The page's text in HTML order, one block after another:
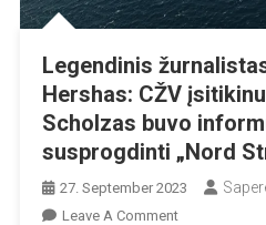
Legendinis
Hershas: CŽV
Scholzas buvo
susprogdinti „Nord
27. September 2023
Leave A CommentOn